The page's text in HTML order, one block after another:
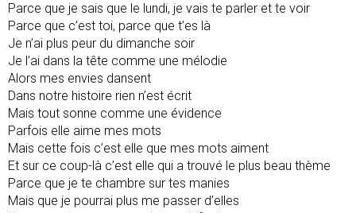
Parce que je sais que le lundi, je vais te parler et te voir
Parce que c’est toi, parce que t’es là
Je n’ai plus peur du dimanche soir
Je l’ai dans la tête comme une mélodie
Alors mes envies dansent
Dans notre histoire rien n’est écrit
Mais tout sonne comme une évidence
Parfois elle aime mes mots
Mais cette fois c’est elle que mes mots aiment
Et sur ce coup-là c’est elle qui a trouvé le plus beau thème
Parce que je te chambre sur tes manies
Mais que je pourrai plus me passer d’elles